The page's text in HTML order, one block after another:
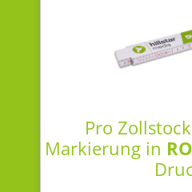
Pro
Markierung in